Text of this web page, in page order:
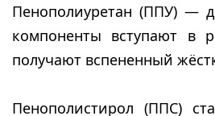
Пенополиуретан (ППУ) —
компоненты вступают в
получают вспененный
Пенополистирол (ППС)